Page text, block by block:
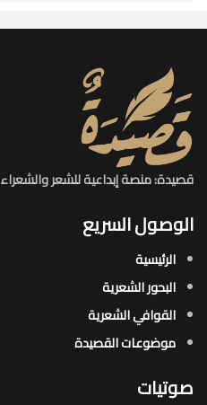
قصيدة: منصة إبداعية للشعر والشعراء
الوصول السريع
الرئيسية
البحور الشعرية​
القوافي الشعرية​
موضوعات القصيدة​
صوتيات